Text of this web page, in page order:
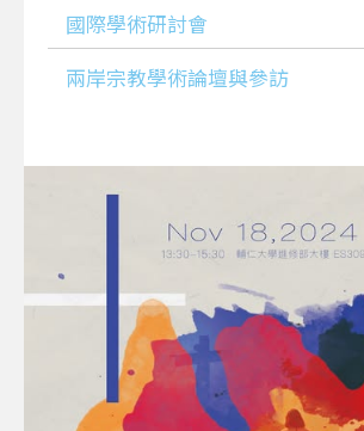
國際學術研討會
兩岸宗教學術論壇與參訪